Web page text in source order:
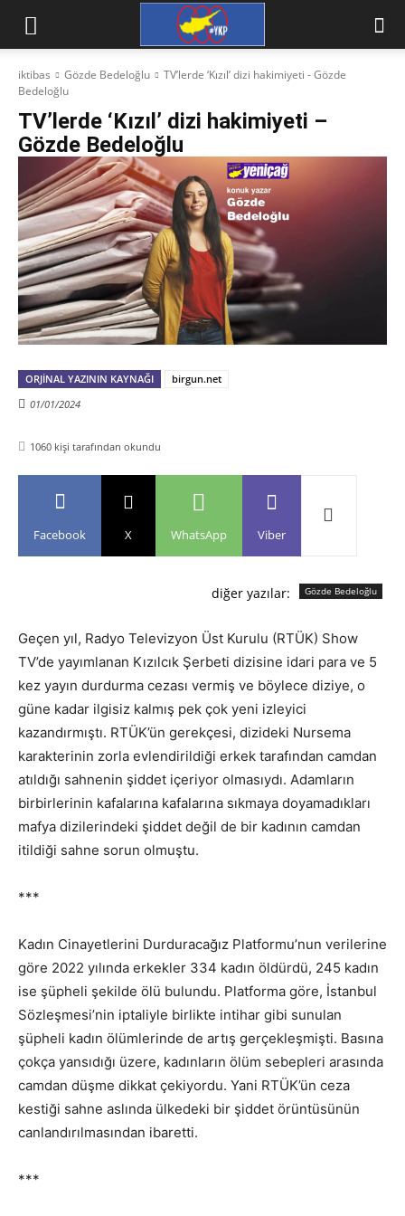
iktibas Gözde Bedeloğlu
TV’lerde ‘Kızıl’ dizi hakimiyeti - Gözde
Bedeloğlu
TV’lerde ‘Kızıl’ dizi hakimiyeti –
Gözde Bedeloğlu
ORJINAL YAZININ KAYNAĞI
birgun.net
01/01/2024
1060 kişi tarafından okundu
Facebook X WhatsApp Viber
diğer yazılar: Gözde Bedeloğlu
Geçen yıl, Radyo Televizyon Üst Kurulu (RTÜK) Show
TV’de yayımlanan Kızılcık Şerbeti dizisine idari para ve 5
kez yayın durdurma cezası vermiş ve böylece diziye, o
güne kadar ilgisiz kalmış pek çok yeni izleyici
kazandırmıştı. RTÜK’ün gerekçesi, dizideki Nursema
karakterinin zorla evlendirildiği erkek tarafından camdan
atıldığı sahnenin şiddet içeriyor olmasıydı. Adamların
birbirlerinin kafalarına kafalarına sıkmaya doyamadıkları
mafya dizilerindeki şiddet değil de bir kadının camdan
itildiği sahne sorun olmuştu.
***
Kadın Cinayetlerini Durduracağız Platformu’nun verilerine
göre 2022 yılında erkekler 334 kadın öldürdü, 245 kadın
ise şüpheli şekilde ölü bulundu. Platforma göre, İstanbul
Sözleşmesi’nin iptaliyle birlikte intihar gibi sunulan
şüpheli kadın ölümlerinde de artış gerçekleşmişti. Basına
çokça yansıdığı üzere, kadınların ölüm sebepleri arasında
camdan düşme dikkat çekiyordu. Yani RTÜK’ün ceza
kestiği sahne aslında ülkedeki bir şiddet örüntüsünün
canlandırılmasından ibaretti.
***